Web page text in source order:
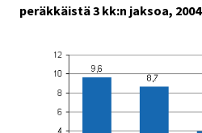
peräkkäistä 3 kk:n jaksoa, 2004